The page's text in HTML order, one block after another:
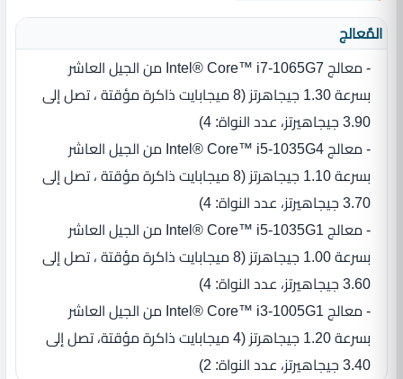
المٌعالج
- معالج Intel® Core™ i7-1065G7 من الجيل العاشر
بسرعة 1.30 جيجاهرتز ‏(‏8 ميجابايت ذاكرة مؤقتة ، تصل إلى
3.90 جيجاهيرتز، عدد النواة‏:‏ 4‏)‏
- معالج Intel® Core™ i5-1035G4 من الجيل العاشر
بسرعة 1.10 جيجاهرتز ‏(‏8 ميجابايت ذاكرة مؤقتة ، تصل إلى
3.70 جيجاهيرتز، عدد النواة‏:‏ 4‏)‏
- معالج Intel® Core™ i5-1035G1 من الجيل العاشر
بسرعة 1.00 جيجاهرتز ‏(‏8 ميجابايت ذاكرة مؤقتة ، تصل إلى
3.60 جيجاهيرتز، عدد النواة‏:‏ 4‏)‏
- معالج Intel® Core™ i3-1005G1 من الجيل العاشر
بسرعة 1.20 جيجاهرتز ‏(‏4 ميجابايت ذاكرة مؤقتة، تصل إلى
3.40 جيجاهيرتز، عدد النواة‏:‏ 2‏)‏